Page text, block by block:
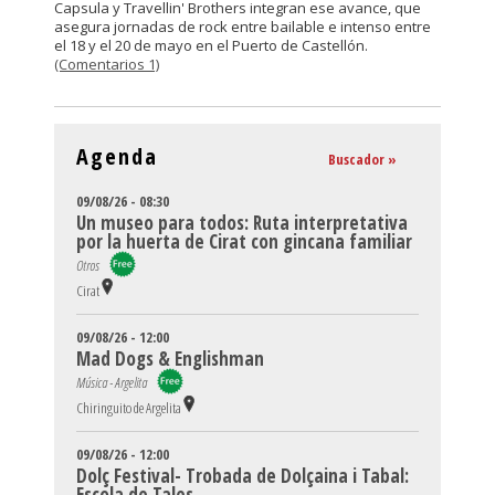
Capsula y Travellin' Brothers integran ese avance, que
asegura jornadas de rock entre bailable e intenso entre
el 18 y el 20 de mayo en el Puerto de Castellón.
(Comentarios 1)
Agenda Buscador »
09/08/26 - 08:30
Un museo para todos: Ruta interpretativa
por la huerta de Cirat con gincana familiar
Otros
Cirat
09/08/26 - 12:00
Mad Dogs & Englishman
Música - Argelita
Chiringuito de Argelita
09/08/26 - 12:00
Dolç Festival- Trobada de Dolçaina i Tabal: